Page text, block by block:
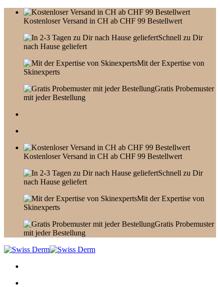
Skip
Kostenloser Versand in CH ab CHF 99 Bestellwert
Schnell zu Dir
nach Hause geliefert
Mit der Expertise von
Skinexperts
Gratis Probemuster
mit jeder Bestellung
Kostenloser Versand in CH ab CHF 99 Bestellwert
Schnell zu Dir
nach Hause geliefert
Mit der Expertise von
Skinexperts
Gratis Probemuster
mit jeder Bestellung